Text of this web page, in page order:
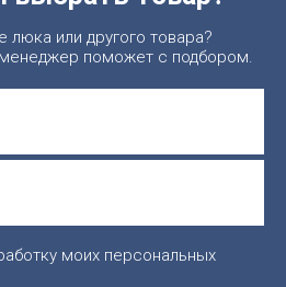
или другого товара?
менеджер поможет с подбором.
моих персональных